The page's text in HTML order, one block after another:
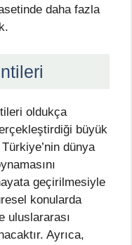
daha fazla
oldukça
büyük
dünya
geçirilmesiyle
konularda
uluslararası
Ayrıca,